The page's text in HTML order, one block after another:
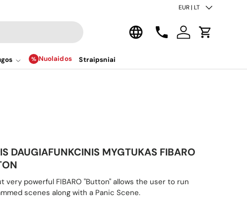
Šalis/regionas
EUR | LT
Kalba
KontaktaiPrisijungtiKrepšelis
Nuolaidos Straipsniai
DAUGIAFUNKCINIS MYGTUKAS FIBARO
very powerful FIBARO "Button" allows the user to run
scenes along with a Panic Scene.